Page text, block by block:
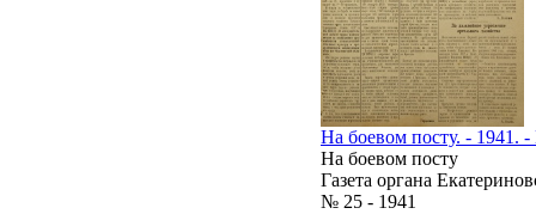
На боевом посту. - 1941.
На боевом посту
Газета органа
№ 25 - 1941